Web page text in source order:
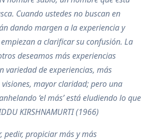
Cuando ustedes no buscan en
dando margen a la experiencia y
a clarificar su confusión. La
deseamos más experiencias
variedad de experiencias, más
mayor claridad; pero una
‘el más’ está eludiendo lo que
KIRSHNAMURTI (1966)
pedir, propiciar más y más